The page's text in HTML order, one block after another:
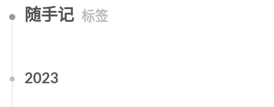
随手记 标签
2023